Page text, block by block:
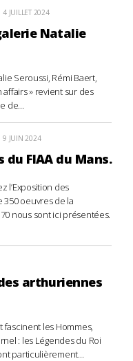
4 JUILLET 2024
Natalie
Seroussi, Rémi Baert,
affairs » revient sur des
de...
9 JUIN 2024
FIAA du Mans.
l’Exposition des
350 oeuvres de la
nous sont ici présentées.
arthuriennes
fascinent les Hommes,
: les Légendes du Roi
particulièrement...